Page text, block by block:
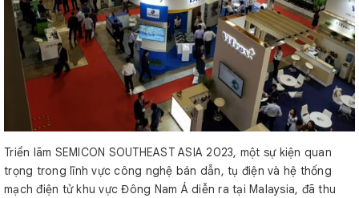
Triển lãm SEMICON SOUTHEAST ASIA 2023, một sự kiện quan
trọng trong lĩnh vực công nghệ bán dẫn, tụ điện và hệ thống
mạch điện tử khu vực Đông Nam Á diễn ra tại Malaysia, đã thu